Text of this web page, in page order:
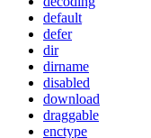
default
defer
dir
dirname
disabled
download
draggable
enctype